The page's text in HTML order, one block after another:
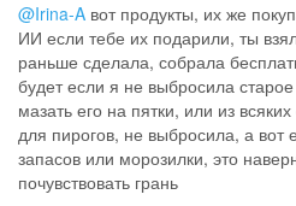
@Irina-A вот продукты, их же
ИИ если тебе их подарили, ты
раньше сделала, собрала
будет если я не выбросила
мазать его на пятки, или из
для пирогов, не выбросила, а вот
запасов или морозилки, это
почувствовать грань